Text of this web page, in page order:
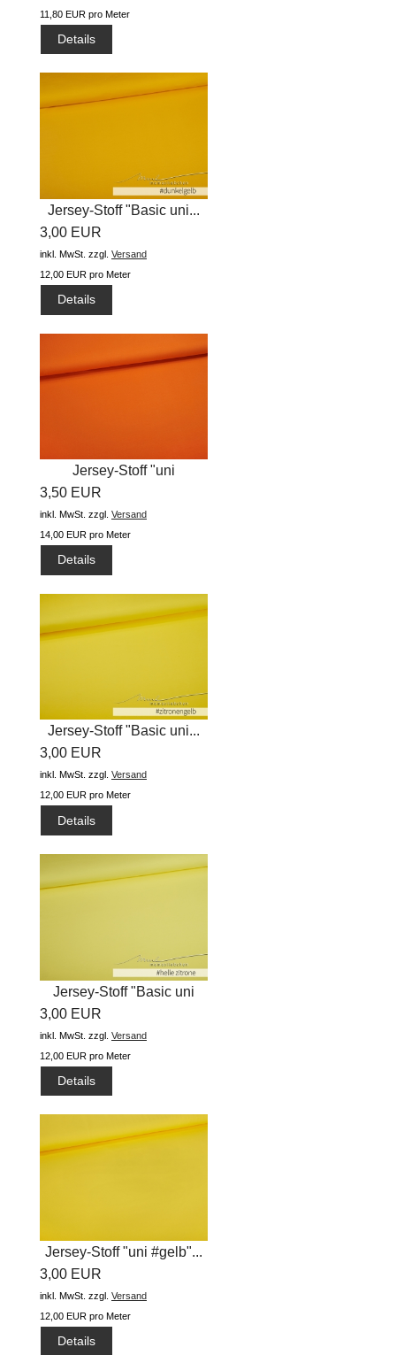
11,80 EUR pro Meter
Details
Jersey-Stoff "Basic uni...
3,00 EUR
inkl. MwSt. zzgl. Versand
12,00 EUR pro Meter
Details
Jersey-Stoff "uni
#orange"...
3,50 EUR
inkl. MwSt. zzgl. Versand
14,00 EUR pro Meter
Details
Jersey-Stoff "Basic uni...
3,00 EUR
inkl. MwSt. zzgl. Versand
12,00 EUR pro Meter
Details
Jersey-Stoff "Basic uni
#helle...
3,00 EUR
inkl. MwSt. zzgl. Versand
12,00 EUR pro Meter
Details
Jersey-Stoff "uni #gelb"...
3,00 EUR
inkl. MwSt. zzgl. Versand
12,00 EUR pro Meter
Details